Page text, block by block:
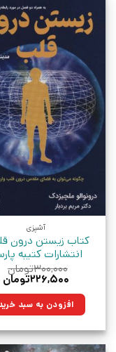
آشپزی
کتاب زیستن درون
انتشارات کتیبه
۳۰۰,۰۰۰تومان
قیمت
۳۰۰,۰۰۰تومان
بود.
۲۲۶,۵۰۰تومان
افزودن به سبد